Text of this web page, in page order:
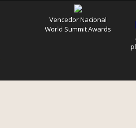
Vencedor Nacional
World Summit Awards